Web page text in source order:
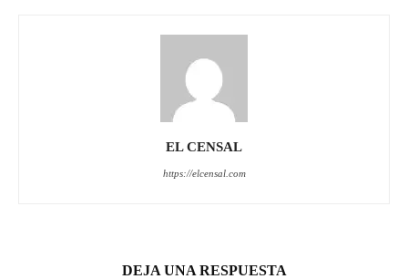
EL CENSAL
https://elcensal.com
DEJA UNA RESPUESTA